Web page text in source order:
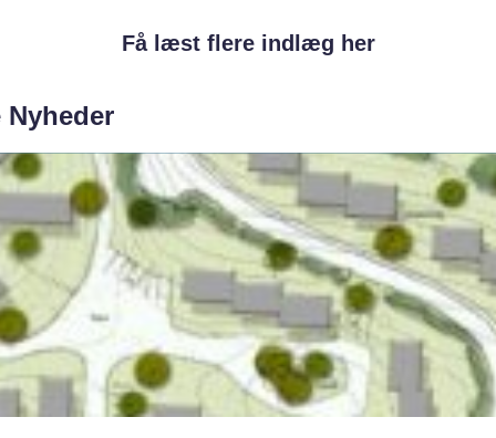
Få læst flere indlæg her
Nyheder